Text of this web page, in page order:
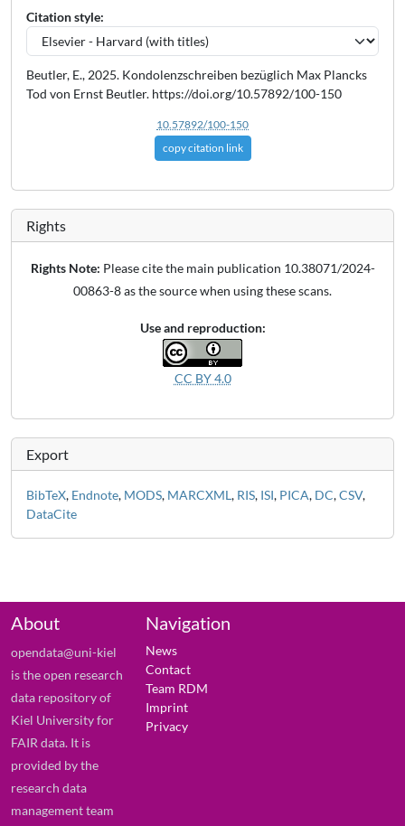
Citation style:
Beutler, E., 2025. Kondolenzschreiben bezüglich Max Plancks
Tod von Ernst Beutler. https://doi.org/10.57892/100-150
10.57892/100-150
copy citation link
Rights
Rights Note: Please cite the main publication 10.38071/2024-
00863-8 as the source when using these scans.
Use and reproduction:
CC BY 4.0
Export
BibTeX, Endnote, MODS, MARCXML, RIS, ISI, PICA, DC,CSV,
DataCite
About
opendata@uni-kiel
is the open research
data repository of
Kiel University for
FAIR data. It is
provided by the
research data
management team
Navigation
News
Contact
Team RDM
Imprint
Privacy